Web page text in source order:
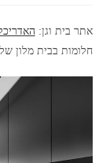
אתר בית וגן:
חלומות בבית מלון